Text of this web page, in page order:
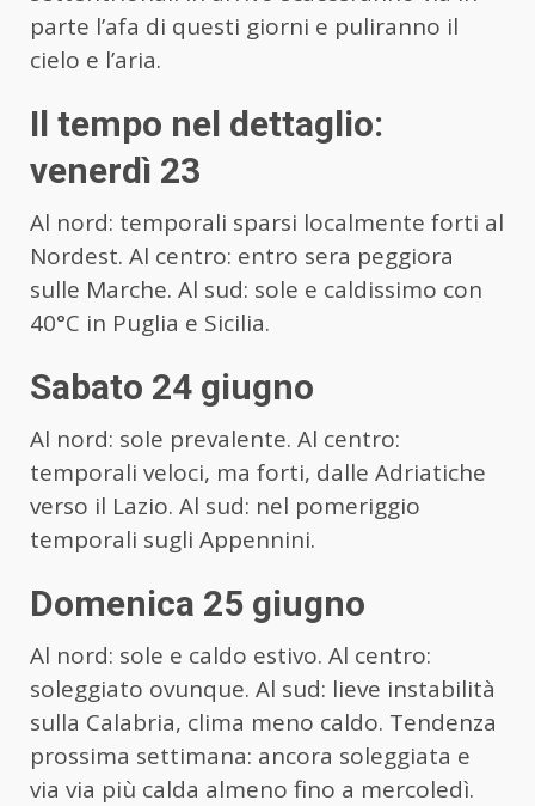
parte l’afa di questi giorni e puliranno il
cielo e l’aria.
Il tempo nel dettaglio:
venerdì 23
Al nord: temporali sparsi localmente forti al
Nordest. Al centro: entro sera peggiora
sulle Marche. Al sud: sole e caldissimo con
40°C in Puglia e Sicilia.
Sabato 24 giugno
Al nord: sole prevalente. Al centro:
temporali veloci, ma forti, dalle Adriatiche
verso il Lazio. Al sud: nel pomeriggio
temporali sugli Appennini.
Domenica 25 giugno
Al nord: sole e caldo estivo. Al centro:
soleggiato ovunque. Al sud: lieve instabilità
sulla Calabria, clima meno caldo. Tendenza
prossima settimana: ancora soleggiata e
via via più calda almeno fino a mercoledì.